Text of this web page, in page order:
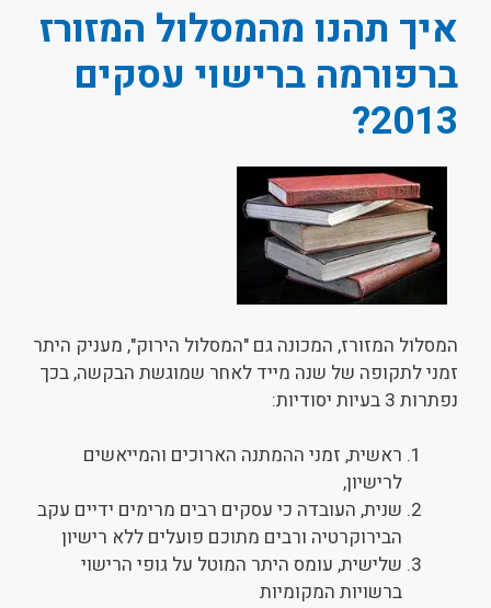
איך תהנו מהמסלול המזורז
ברפורמה ברישוי עסקים
2013?
המסלול המזורז, המכונה גם "המסלול הירוק", מעניק היתר
זמני לתקופה של שנה מייד לאחר שמוגשת הבקשה, בכך
נפתרות 3 בעיות יסודיות:
ראשית, זמני ההמתנה הארוכים והמייאשים
לרישיון,
שנית, העובדה כי עסקים רבים מרימים ידיים עקב
הבירוקרטיה ורבים מתוכם פועלים ללא רישיון
שלישית, עומס היתר המוטל על גופי הרישוי
ברשויות המקומיות